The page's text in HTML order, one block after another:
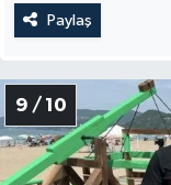
Paylaş
9 / 10